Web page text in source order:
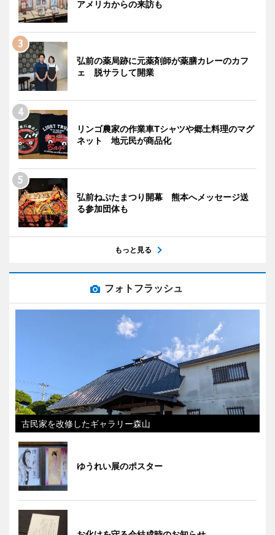
アメリカからの来訪も
弘前の薬局跡に元薬剤師が薬膳カレーのカフ
ェ 脱サラして開業
リンゴ農家の作業車Tシャツや郷土料理のマグ
ネット 地元民が商品化
弘前ねぷたまつり開幕 熊本へメッセージ送
る参加団体も
もっと見る
フォトフラッシュ
古民家を改修したギャラリー森山
ゆうれい展のポスター